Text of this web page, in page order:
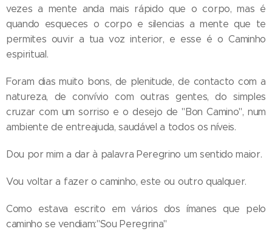
vezes a mente anda mais rápido que o corpo, mas é
quando esqueces o corpo e silencias a mente que te
permites ouvir a tua voz interior, e esse é o Caminho
espiritual.
Foram dias muito bons, de plenitude, de contacto com a
natureza, de convívio com outras gentes, do simples
cruzar com um sorriso e o desejo de "Bon Camino", num
ambiente de entreajuda, saudável a todos os níveis.
Dou por mim a dar à palavra Peregrino um sentido maior.
Vou voltar a fazer o caminho, este ou outro qualquer.
Como estava escrito em vários dos ímanes que pelo
caminho se vendiam:"Sou Peregrina"